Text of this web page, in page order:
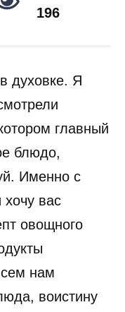
196
духовке. Я
главный
блюдо,
Именно с
вас
овощного
нам
воистину